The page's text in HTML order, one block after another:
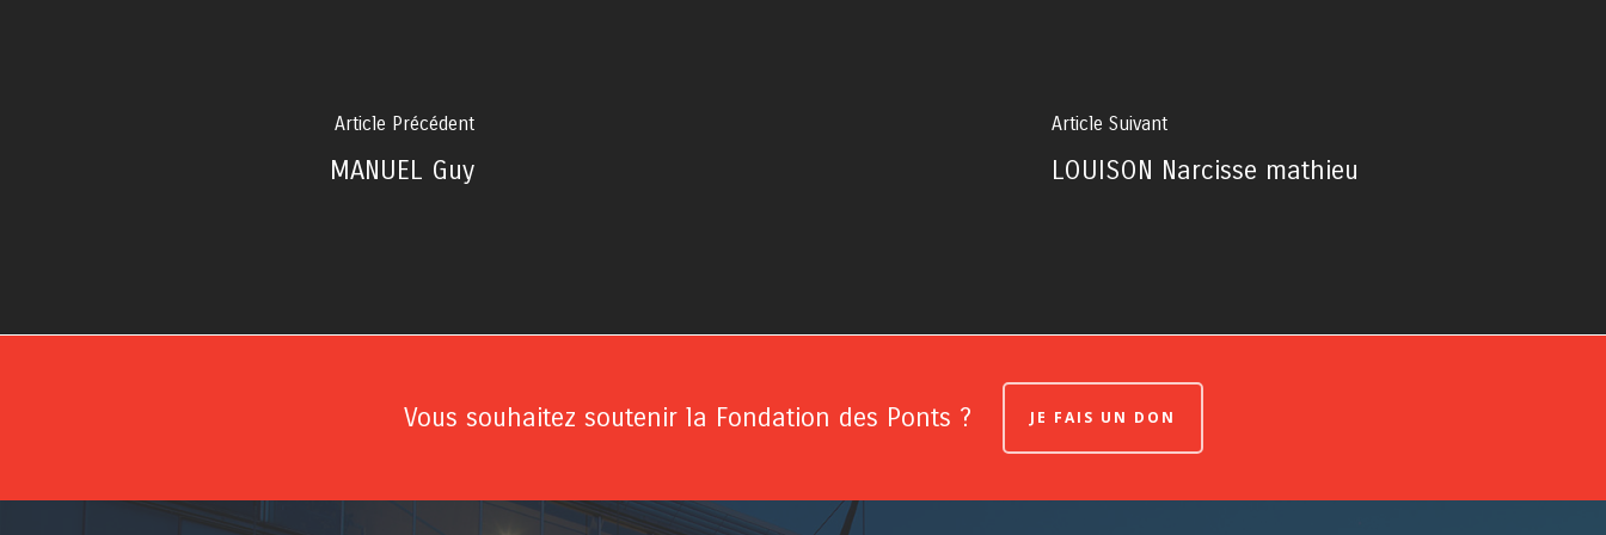
Article Précédent
MANUEL Guy
Article Suivant
LOUISON Narcisse mathieu
Vous souhaitez soutenir la Fondation des Ponts ? JE FAIS UN DON